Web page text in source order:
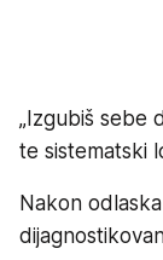
„Izgubiš sebe
te sistematski
Nakon